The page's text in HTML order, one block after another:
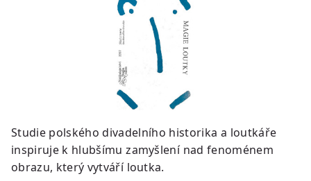
Studie polského divadelního historika a loutkáře
inspiruje k hlubšímu zamyšlení nad fenoménem
obrazu, který vytváří loutka.